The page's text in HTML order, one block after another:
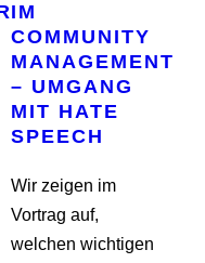
IM
COMMUNITY
MANAGEMENT
– UMGANG
MIT HATE
SPEECH
Wir zeigen im
Vortrag auf,
welchen wichtigen